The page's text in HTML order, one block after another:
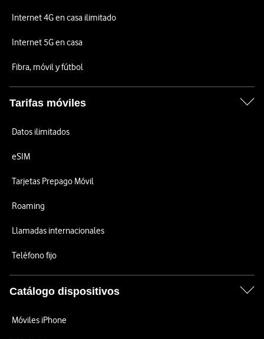
Internet 4G en casa ilimitado
Internet 5G en casa
Fibra, móvil y fútbol
Tarifas móviles
Datos ilimitados
eSIM
Tarjetas Prepago Móvil
Roaming
Llamadas internacionales
Teléfono fijo
Catálogo dispositivos
Móviles iPhone